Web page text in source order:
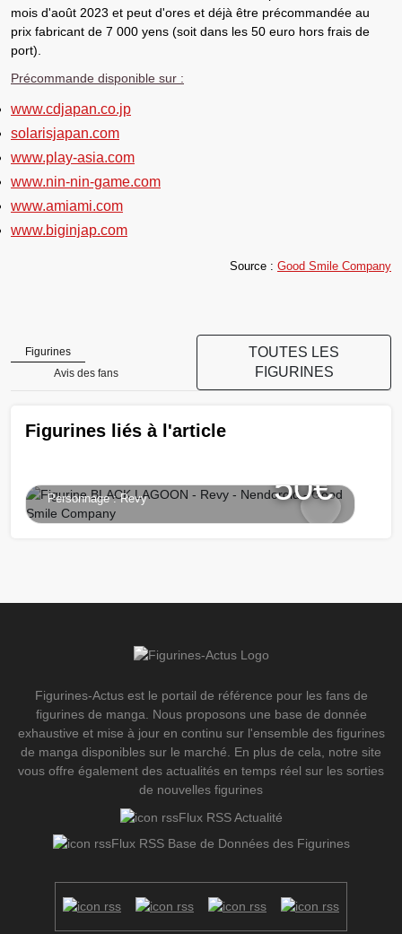
mois d'août 2023 et peut d'ores et déjà être précommandée au
prix fabricant de 7 000 yens (soit dans les 50 euro hors frais de
port)
Précommande disponible sur :
www.cdjapan.co.jp
solarisjapan.com
www.play-asia.com
www.nin-nin-game.com
www.amiami.com
www.biginjap.com
Source : Good Smile Company
Figurines
Avis des fans
TOUTES LES
FIGURINES
Figurines liés à l'article
50€
Figurine BLACK LAGOON -
Revy - Nendoroid - Good
Chargement...
Personnage : Revy
Figurines-Actus est le portail de référence pour les fans de
figurines de manga. Nous proposons une base de donnée
exhaustive et mise à jour en continu sur l'ensemble des figurines
de manga disponibles sur le marché. En plus de cela, notre site
vous offre également des actualités en temps réel sur les sorties
de nouvelles figurines
Flux RSS Actualité
Flux RSS Base de Données des Figurines